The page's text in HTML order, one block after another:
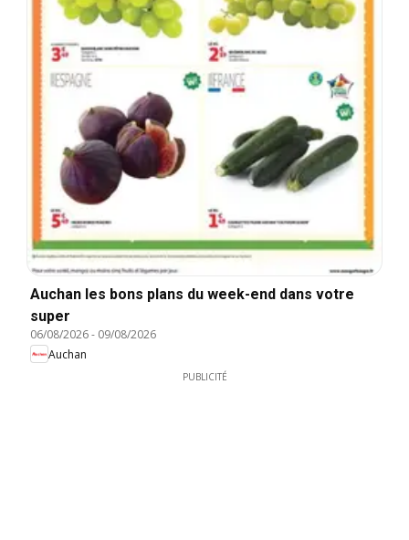
Auchan les bons plans du week-end dans votre
super
06/08/2026- 09/08/2026
Auchan
PUBLICITÉ